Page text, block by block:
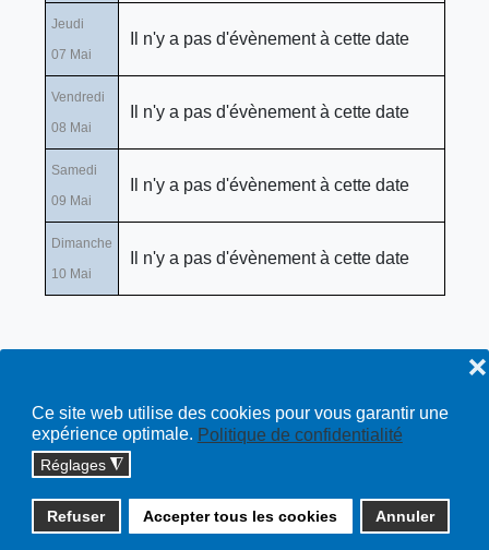
Ce site web utilise des cookies pour vous garantir une
expérience optimale. Politique de confidentialité
Réglages ◮
Refuser Accepter tous les cookies Annuler
❌
Jeudi
07 Mai
Il n'y a pas d'évènement à cette date
Vendredi
08 Mai
Il n'y a pas d'évènement à cette date
Samedi
09 Mai
Il n'y a pas d'évènement à cette date
Dimanche
10 Mai
Il n'y a pas d'évènement à cette date
Copyright © 2026 cossonay.ch - tous droits réservés | site :
solutions informatiques